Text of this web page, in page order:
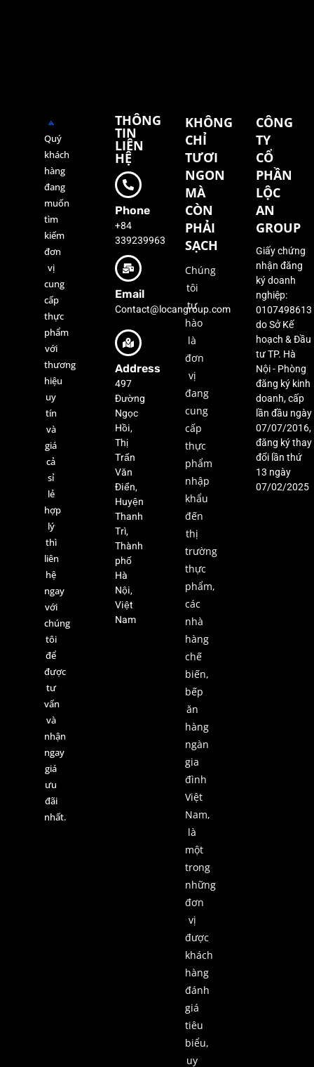
Quý
khách
hàng
đang
muốn
tìm
kiếm
đơn
vị
cung
cấp
thực
phẩm
với
thương
hiệu
uy
tín
và
giá
cả
sỉ
lẻ
hợp
lý
thì
liên
hệ
ngay
với
chúng
tôi
để
được
tư
vấn
và
nhận
ngay
giá
ưu
đãi
nhất.
THÔNG
TIN
LIÊN
HỆ
Phone
+84
339239963
Email
Contact@locangroup.com
Address
497
Đường
Ngọc
Hồi,
Thị
Trấn
Văn
Điển,
Huyện
Thanh
Trì,
Thành
phố
Hà
Nội,
Việt
Nam
KHÔNG
CHỈ
TƯƠI
NGON
MÀ
CÒN
PHẢI
SẠCH
Chúng
tôi
tự
hào
là
đơn
vị
đang
cung
cấp
thực
phẩm
nhập
khẩu
đến
thị
trường
thực
phẩm,
các
nhà
hàng
chế
biến,
bếp
ăn
hàng
ngàn
gia
đình
Việt
Nam,
là
một
trong
những
đơn
vị
được
khách
hàng
đánh
giá
tiêu
biểu,
uy
CÔNG
TY
CỔ
PHẦN
LỘC
AN
GROUP
Giấy chứng
nhận đăng
ký doanh
nghiệp:
0107498613
do Sở Kế
hoạch & Đầu
tư TP. Hà
Nội - Phòng
đăng ký kinh
doanh, cấp
lần đầu ngày
07/07/2016,
đăng ký thay
đổi lần thứ
13 ngày
07/02/2025